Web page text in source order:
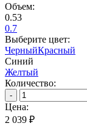
Объем:
0.53
0.7
Выберите цвет:
ЧерныйКрасный
Синий
Желтый
Количество:
-
Цена:
2 039 ₽